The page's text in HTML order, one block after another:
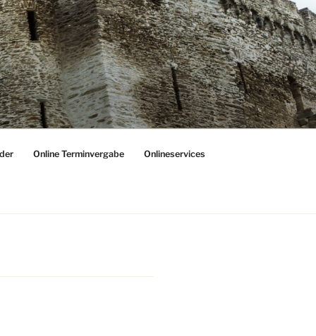
Online Terminvergabe Onlineservices